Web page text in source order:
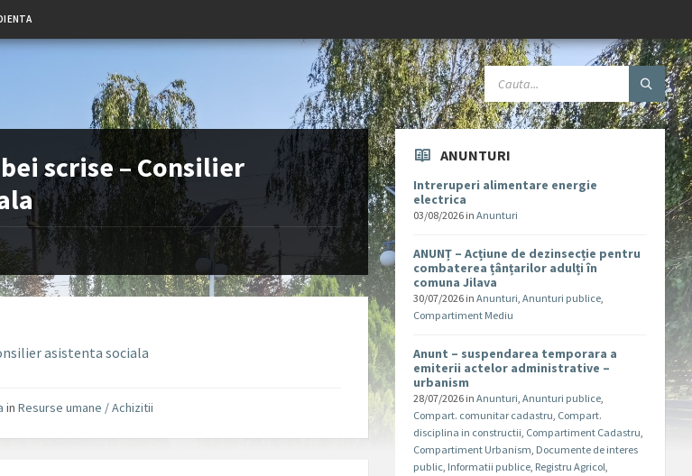
scrise – Consilier
asistenta sociala
inResurse umane / Achizitii
ANUNTURI
Intreruperi alimentare energie
electrica
03/08/2026 inAnunturi
ANUNȚ – Acțiune de dezinsecție pentru
combaterea țânțarilor adulți în
comuna Jilava
30/07/2026 inAnunturi,Anunturi publice,
Compartiment Mediu
Anunt – suspendarea temporara a
emiterii actelor administrative –
urbanism
28/07/2026 inAnunturi,Anunturi publice,
Compart. comunitar cadastru, Compart.
disciplina in constructii, Compartiment Cadastru,
Compartiment Urbanism, Documente de interes
public, Informatii publice, Registru Agricol,